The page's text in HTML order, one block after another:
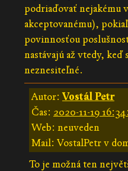
podriaďovať nejakému
akceptovanému),
povinnosťou
nastávajú až vtedy, keď
neznesiteľné.
Autor:Vostál Petr
Čas: 2020-11-19
Web: neuveden
Mail: VostalPetr v
To je možná ten